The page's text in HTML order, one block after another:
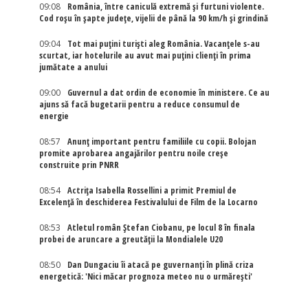
09:08
România, între caniculă extremă și furtuni violente.
Cod roșu în șapte județe, vijelii de până la 90 km/h și grindină
09:04
Tot mai puțini turiști aleg România. Vacanțele s-au
scurtat, iar hotelurile au avut mai puțini clienți în prima
jumătate a anului
09:00
Guvernul a dat ordin de economie în ministere. Ce au
ajuns să facă bugetarii pentru a reduce consumul de
energie
08:57
Anunț important pentru familiile cu copii. Bolojan
promite aprobarea angajărilor pentru noile creșe
construite prin PNRR
08:54
Actriţa Isabella Rossellini a primit Premiul de
Excelenţă în deschiderea Festivalului de Film de la Locarno
08:53
Atletul român Ștefan Ciobanu, pe locul 8 în finala
probei de aruncare a greutății la Mondialele U20
08:50
Dan Dungaciu îi atacă pe guvernanți în plină criza
energetică: 'Nici măcar prognoza meteo nu o urmărești'